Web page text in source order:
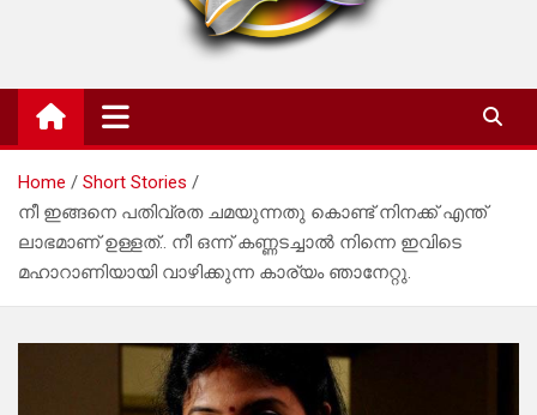
Mazhavil Thalukal
Malayalam Kadhakal
Home
Short Stories
നീ ഇങ്ങനെ പതിവ്രത ചമയുന്നതു കൊണ്ട് നിനക്ക് എന്ത്
ലാഭമാണ് ഉള്ളത്.. നീ ഒന്ന് കണ്ണടച്ചാൽ നിന്നെ ഇവിടെ
മഹാറാണിയായി വാഴിക്കുന്ന കാര്യം ഞാനേറ്റു.